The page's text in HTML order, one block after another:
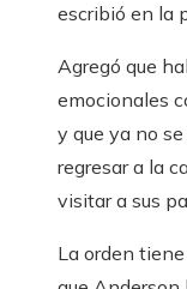
escribió en la
Agregó que
emocionales
y que ya no
regresar a la
visitar a sus
La orden